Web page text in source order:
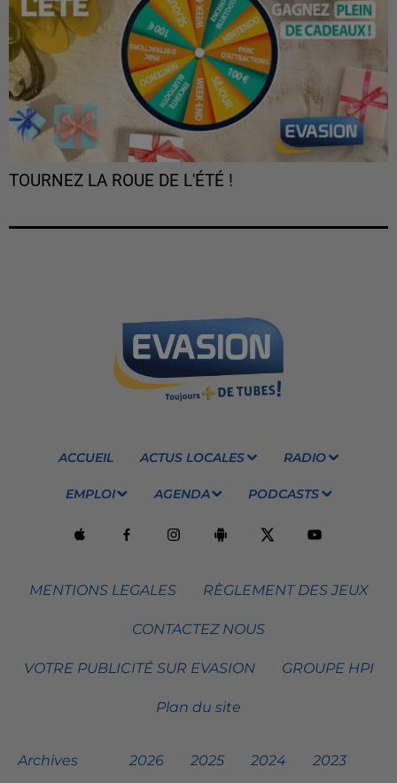
TOURNEZ LA ROUE DE L'ÉTÉ !
ACCUEIL ACTUS LOCALES RADIO
EMPLOI AGENDA PODCASTS
MENTIONS LEGALES RÈGLEMENT DES JEUX
CONTACTEZ NOUS
VOTRE PUBLICITÉ SUR EVASION GROUPE HPI
Plan du site
Archives 2026 2025 2024 2023